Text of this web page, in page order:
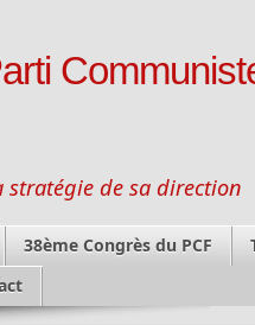
stratégie de sa direction
38ème Congrès du PCF